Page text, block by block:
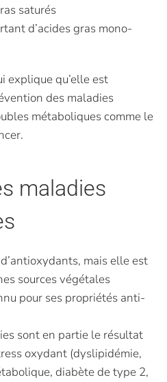
saturés
d’acides gras mono-
explique qu’elle est
des maladies
métaboliques comme le
maladies
mais elle est
sources végétales
pour ses propriétés anti-
sont en partie le résultat
oxydant (dyslipidémie,
diabète de type 2,